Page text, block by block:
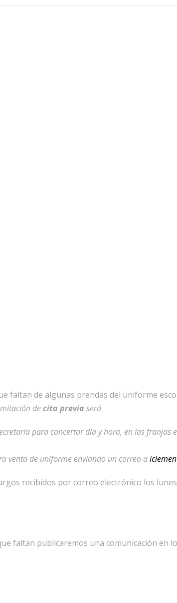
faltan de algunas prendas del uniforme
decita previa será
para concertar día y hora, en las franjas
venta de uniforme enviando un correo a
recibidos por correo electrónico los
faltan publicaremos una comunicación en